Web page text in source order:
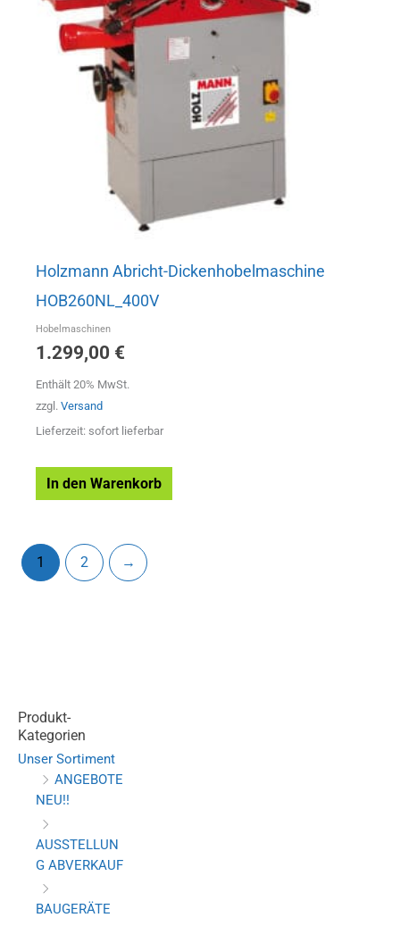
Produkt-
Kategorien
Unser Sortiment
ANGEBOTE
NEU!!
AUSSTELLUN
G ABVERKAUF
BAUGERÄTE
Holzmann Abricht-Dickenhobelmaschine
HOB260NL_400V
Hobelmaschinen
1.299,00 €
Enthält 20% MwSt.
zzgl. Versand
Lieferzeit: sofort lieferbar
In den Warenkorb
1 2 →